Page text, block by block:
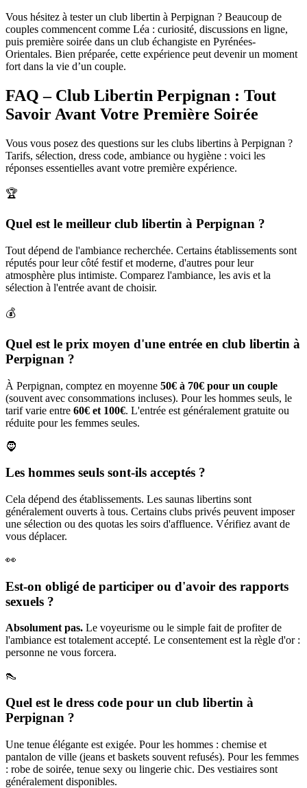
Vous hésitez à tester un club libertin à Perpignan ? Beaucoup de
couples commencent comme Léa : curiosité, discussions en ligne,
puis première soirée dans un club échangiste en Pyrénées-
Orientales. Bien préparée, cette expérience peut devenir un moment
fort dans la vie d’un couple.
FAQ – Club Libertin Perpignan : Tout
Savoir Avant Votre Première Soirée
Vous vous posez des questions sur les clubs libertins à Perpignan ?
Tarifs, sélection, dress code, ambiance ou hygiène : voici les
réponses essentielles avant votre première expérience.
🏆
Quel est le meilleur club libertin à Perpignan ?
Tout dépend de l'ambiance recherchée. Certains établissements sont
réputés pour leur côté festif et moderne, d'autres pour leur
atmosphère plus intimiste. Comparez l'ambiance, les avis et la
sélection à l'entrée avant de choisir.
💰
Quel est le prix moyen d'une entrée en club libertin à
Perpignan ?
À Perpignan, comptez en moyenne 50€ à 70€ pour un couple
(souvent avec consommations incluses). Pour les hommes seuls, le
tarif varie entre 60€ et 100€. L'entrée est généralement gratuite ou
réduite pour les femmes seules.
🧔
Les hommes seuls sont-ils acceptés ?
Cela dépend des établissements. Les saunas libertins sont
généralement ouverts à tous. Certains clubs privés peuvent imposer
une sélection ou des quotas les soirs d'affluence. Vérifiez avant de
vous déplacer.
👀
Est-on obligé de participer ou d'avoir des rapports
sexuels ?
Absolument pas. Le voyeurisme ou le simple fait de profiter de
l'ambiance est totalement accepté. Le consentement est la règle d'or :
personne ne vous forcera.
👠
Quel est le dress code pour un club libertin à
Perpignan ?
Une tenue élégante est exigée. Pour les hommes : chemise et
pantalon de ville (jeans et baskets souvent refusés). Pour les femmes
: robe de soirée, tenue sexy ou lingerie chic. Des vestiaires sont
généralement disponibles.